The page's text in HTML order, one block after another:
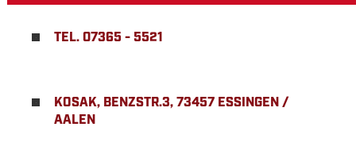
TEL. 07365 - 5521
KOSAK, BENZSTR.3, 73457 ESSINGEN /
AALEN